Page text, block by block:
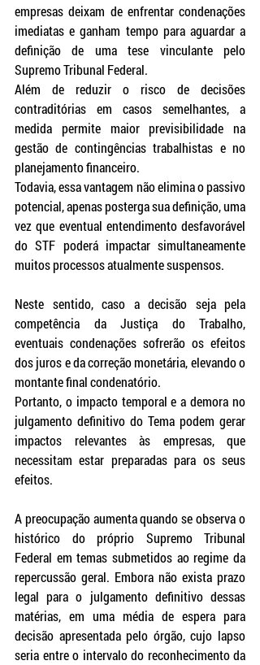
empresas deixam de enfrentar condenações
imediatas e ganham tempo para aguardar a
definição de uma tese vinculante pelo
Supremo Tribunal Federal.
Além de reduzir o risco de decisões
contraditórias em casos semelhantes, a
medida permite maior previsibilidade na
gestão de contingências trabalhistas e no
planejamento financeiro.
Todavia, essa vantagem não elimina o passivo
potencial, apenas posterga sua definição, uma
vez que eventual entendimento desfavorável
do STF poderá impactar simultaneamente
muitos processos atualmente suspensos.
Neste sentido, caso a decisão seja pela
competência da Justiça do Trabalho,
eventuais condenações sofrerão os efeitos
dos juros e da correção monetária, elevando o
montante final condenatório.
Portanto, o impacto temporal e a demora no
julgamento definitivo do Tema podem gerar
impactos relevantes às empresas, que
necessitam estar preparadas para os seus
efeitos.
A preocupação aumenta quando se observa o
histórico do próprio Supremo Tribunal
Federal em temas submetidos ao regime da
repercussão geral. Embora não exista prazo
legal para o julgamento definitivo dessas
matérias, em uma média de espera para
decisão apresentada pelo órgão, cujo lapso
seria entre o intervalo do reconhecimento da